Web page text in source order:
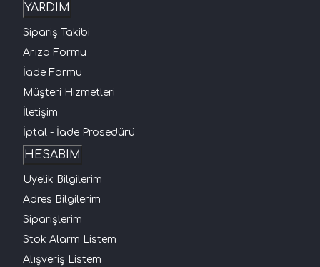
YARDIM
Sipariş Takibi
Arıza Formu
İade Formu
Müşteri Hizmetleri
İletişim
İptal - İade Prosedürü
HESABIM
Üyelik Bilgilerim
Adres Bilgilerim
Siparişlerim
Stok Alarm Listem
Alışveriş Listem